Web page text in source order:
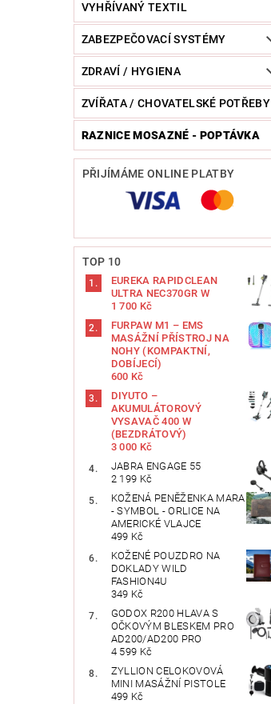
VYHŘÍVANÝ TEXTIL
ZABEZPEČOVACÍ SYSTÉMY
ZDRAVÍ / HYGIENA
ZVÍŘATA / CHOVATELSKÉ POTŘEBY
RAZNICE MOSAZNÉ - POPTÁVKA
PŘIJÍMÁME ONLINE PLATBY
TOP 10
EUREKA RAPIDCLEAN
ULTRA NEC370GR W
1 700 Kč
FURPAW M1 – EMS
MASÁŽNÍ PŘÍSTROJ NA
NOHY (KOMPAKTNÍ,
DOBÍJECÍ)
600 Kč
DIYUTO –
AKUMULÁTOROVÝ
VYSAVAČ 400 W
(BEZDRÁTOVÝ)
3 000 Kč
JABRA ENGAGE 55
2 199 Kč
KOŽENÁ PENĚŽENKA MARA
- SYMBOL - ORLICE NA
AMERICKÉ VLAJCE
499 Kč
KOŽENÉ POUZDRO NA
DOKLADY WILD
FASHION4U
349 Kč
GODOX R200 HLAVA S
OČKOVÝM BLESKEM PRO
AD200/AD200 PRO
4 599 Kč
ZYLLION CELOKOVOVÁ
MINI MASÁŽNÍ PISTOLE
499 Kč